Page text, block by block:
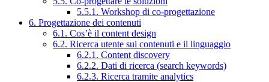
5.5.1. Workshop di co-progettazione
6. Progettazione dei contenuti
6.1. Cos’è il content design
6.2. Ricerca utente sui contenuti e il linguaggio
6.2.1. Content discovery
6.2.2. Dati di ricerca (search keywords)
6.2.3. Ricerca tramite analytics